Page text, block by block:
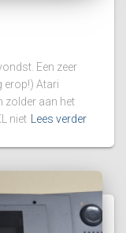
Een zeer
erop!) Atari
zolder aan het
niet Lees verder